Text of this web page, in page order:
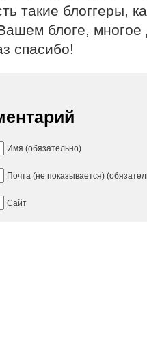
такие блоггеры,
блоге, многое
спасибо!
Имя (обязательно)
Почта (не показывается)
Сайт